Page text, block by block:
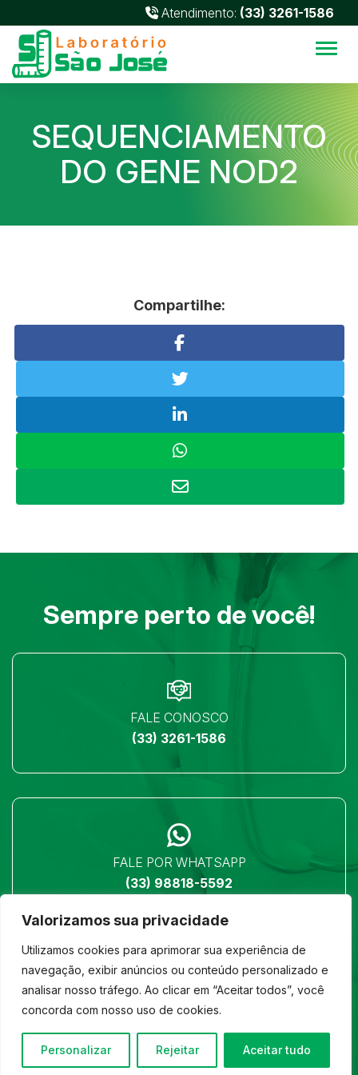
Valorizamos sua privacidade
Utilizamos cookies para aprimorar sua experiência de
navegação, exibir anúncios ou conteúdo personalizado e
analisar nosso tráfego. Ao clicar em “Aceitar todos”, você
concorda com nosso uso de cookies.
Personalizar Rejeitar Aceitar tudo
Atendimento: (33) 3261-1586
SEQUENCIAMENTO
DO GENE NOD2
Compartilhe:
Sempre perto de você!
FALE CONOSCO
(33) 3261-1586
FALE POR WHATSAPP
(33) 98818-5592
LOCALIZAÇÃO